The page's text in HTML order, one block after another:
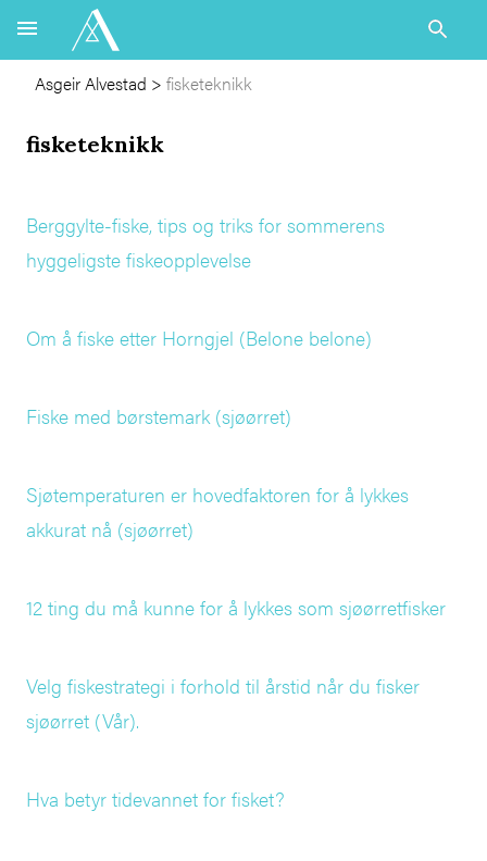
Asgeir Alvestad > fisketeknikk
fisketeknikk
Berggylte-fiske, tips og triks for sommerens
hyggeligste fiskeopplevelse
Om å fiske etter Horngjel (Belone belone)
Fiske med børstemark (sjøørret)
Sjøtemperaturen er hovedfaktoren for å lykkes
akkurat nå (sjøørret)
12 ting du må kunne for å lykkes som sjøørretfisker
Velg fiskestrategi i forhold til årstid når du fisker
sjøørret (Vår).
Hva betyr tidevannet for fisket?